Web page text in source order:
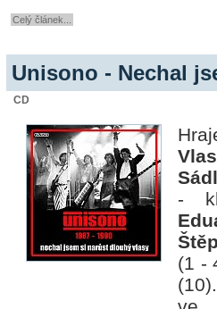
Celý článek...
Unisono - Nechal
CD
-
(1 -